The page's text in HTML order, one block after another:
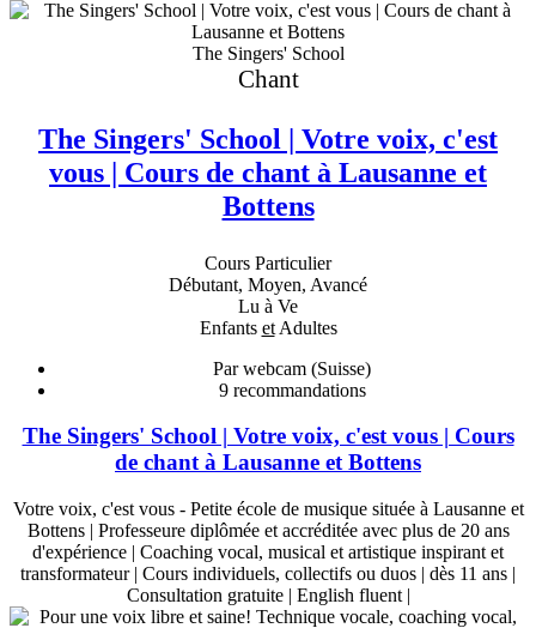
The Singers' School
Chant
The Singers' School | Votre voix, c'est
vous | Cours de chant à Lausanne et
Bottens
Cours Particulier
Débutant, Moyen, Avancé
Lu à Ve
Enfants etAdultes
Par webcam (Suisse)
9recommandations
The Singers' School | Votre voix, c'est vous | Cours
de chant à Lausanne et Bottens
Votre voix, c'est vous - Petite école de musique située à Lausanne et
Bottens | Professeure diplômée et accréditée avec plus de 20 ans
d'expérience | Coaching vocal, musical et artistique inspirant et
transformateur | Cours individuels, collectifs ou duos | dès 11 ans |
Consultation gratuite | English fluent |